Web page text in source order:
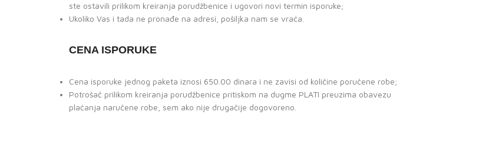
ste ostavili prilikom kreiranja porudžbenice i ugovori novi termin isporuke;
Ukoliko Vas i tada ne pronađe na adresi, pošiljka nam se vraća.
CENA ISPORUKE
Cena isporuke jednog paketa iznosi 650.00 dinara i ne zavisi od količine poručene robe;
Potrošač prilikom kreiranja porudžbenice pritiskom na dugme PLATI preuzima obavezu
plaćanja naručene robe, sem ako nije drugačije dogovoreno.